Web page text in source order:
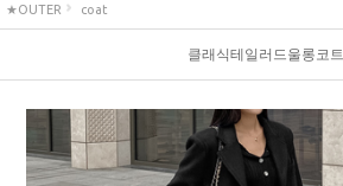
★OUTER coat
클래식테일러드울롱코트